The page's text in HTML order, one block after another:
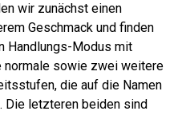
wir zunächst einen
Geschmack und finden
Handlungs-Modus mit
normale sowie zwei weitere
die auf die Namen
Die letzteren beiden sind